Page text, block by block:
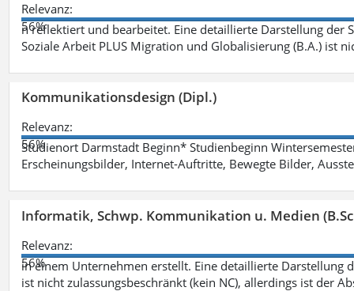
Relevanz:
56%
n reflektiert und bearbeitet. Eine detaillierte Darstellung der
Soziale Arbeit PLUS Migration und Globalisierung (B.A.) ist
Kommunikationsdesign (Dipl.)
Relevanz:
56%
Studienort Darmstadt Beginn* Studienbeginn
Erscheinungsbilder, Internet-Auftritte, Bewegte Bilder,
Informatik, Schwp. Kommunikation u. Medien
Relevanz:
56%
in einem Unternehmen erstellt. Eine detaillierte Darstellung
ist nicht zulassungsbeschränkt (kein NC), allerdings ist der